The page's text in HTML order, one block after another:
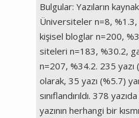
Bulgular: Yazıların
Üniversiteler n=8,
kişisel bloglar n=200,
siteleri n=183, %30.2,
n=207, %34.2. 235
olarak, 35 yazı (%5.7)
sınıflandırıldı. 378
yazının herhangi bir